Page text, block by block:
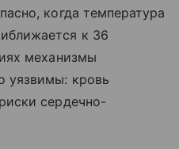
когда температура
к 36
механизмы
уязвимы: кровь
сердечно-